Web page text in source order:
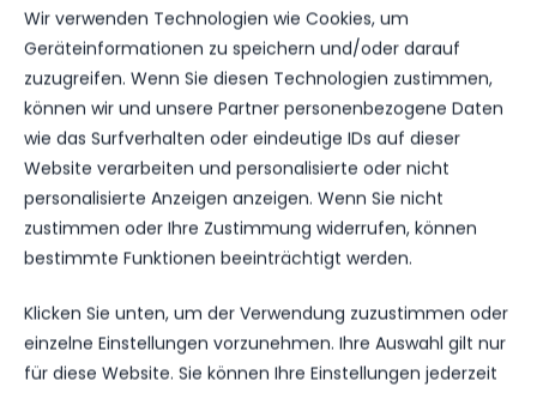
Wir verwenden Technologien wie Cookies, um
Geräteinformationen zu speichern und/oder darauf
zuzugreifen. Wenn Sie diesen Technologien zustimmen,
können wir und unsere Partner personenbezogene Daten
wie das Surfverhalten oder eindeutige IDs auf dieser
Website verarbeiten und personalisierte oder nicht
personalisierte Anzeigen anzeigen. Wenn Sie nicht
zustimmen oder Ihre Zustimmung widerrufen, können
bestimmte Funktionen beeinträchtigt werden.
Klicken Sie unten, um der Verwendung zuzustimmen oder
einzelne Einstellungen vorzunehmen. Ihre Auswahl gilt nur
für diese Website. Sie können Ihre Einstellungen jederzeit
VORHERIGER BEITRAG
HELFERAUFRUF FÜR DIE
AKTION “WIR MACHEN DAS
SEELE CHIC”
LANGJÄHRIGER SPIELER
VERLÄNGERT VERTRAG